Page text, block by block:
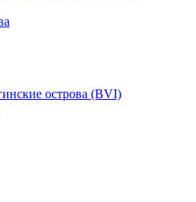
острова (BVI)